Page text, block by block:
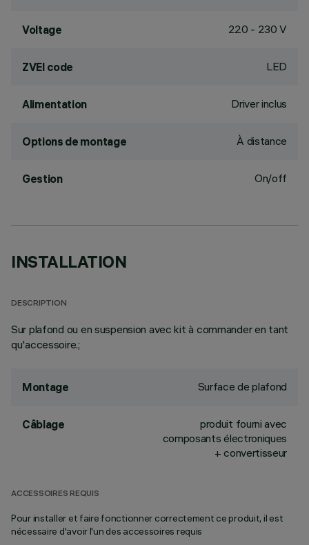
Voltage 220 - 230 V
ZVEI code LED
Alimentation Driver inclus
Options de montage À distance
Gestion On/off
INSTALLATION
DESCRIPTION
Sur plafond ou en suspension avec kit à commander en tant
qu'accessoire.;
Montage Surface de plafond
Câblage
produit fourni avec
composants électroniques
+ convertisseur
ACCESSOIRES REQUIS
Pour installer et faire fonctionner correctement ce produit, il est
nécessaire d'avoir l'un des accessoires requis